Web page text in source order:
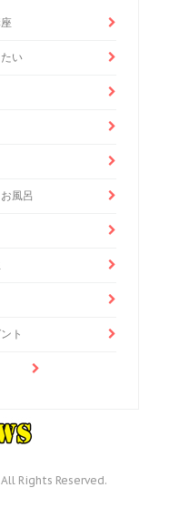
い
風呂
ト
Rights Reserved.